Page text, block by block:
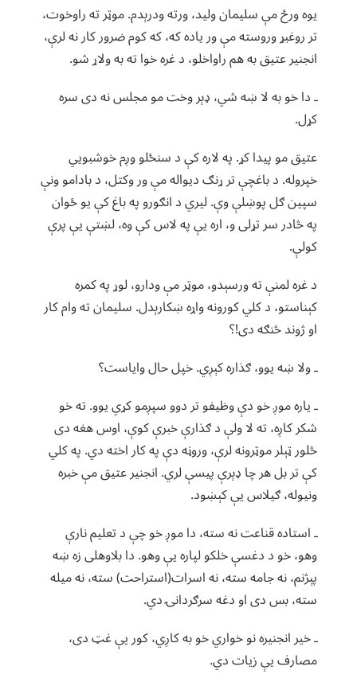
یوه ورځ مې سلیمان ولید، ورته ودرېدم. موټر ته راوخوت،
تر روغبړ وروسته مې ور یاده که، که کوم ضرور کار نه لرې،
انجنیر عتیق به هم راواخلو، د غره خوا ته به ولاړ شو.
ـ دا خو به لا ښه شي، ډېر وخت مو مجلس نه دی سره
کړل.
عتیق مو پیدا کړ. په لاره کې د سنځلو وږم خوشبویي
خپروله. د باغچې تر ړنګ دیواله مې ور وکتل، د بادامو ونې
سپین ګل پوښلې وې. لیري د انګورو په باغ کې یو ځوان
په څادر سر تړلی و، اره یې په لاس کې وه، لښتې یې پرې
کولې.
د غره لمنې ته ورسېدو، موټر مې ودارو، لوړ په کمره
کېناستو، د کلي کورونه واړه ښکارېدل. سلیمان ته وام کار
او ژوند څنګه دی!؟
ـ ولا ښه یوو، ګذاره کېږي. خپل حال وایاست؟
ـ یاره موږ خو دې وظیفو تر دوو سپږمو کړي یوو. ته خو
شکر کاږه، ته لا ولې د ګذارې خبرې کوې، اوس هغه دی
څلور ټېلر موټرونه لرې، وروڼه دې په کار اخته دي. په کلي
کې تر بل هر چا ډېرې پیسې لري. انجنیر عتیق مې خبره
ونیوله، ګیلاس یې کېښود.
ـ استاده قناعت نه سته، دا موږ خو چې د تعلیم نارې
وهو، خو د دغسې خلکو لپاره یې وهو. دا بلاوهلی زه ښه
پېژنم، نه جامه سته، نه اسرات(استراحت) سته، نه میله
سته، بس دی او دغه سرګردانۍ دي.
ـ خیر انجنیره نو خواري خو به کاږي، کور یې غټ دی،
مصارف یې زیات دي.